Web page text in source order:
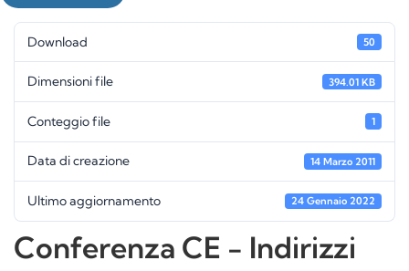
Download 50
Dimensioni file 394.01 KB
Conteggio file 1
Data di creazione 14 Marzo 2011
Ultimo aggiornamento 24 Gennaio 2022
Conferenza CE - Indirizzi